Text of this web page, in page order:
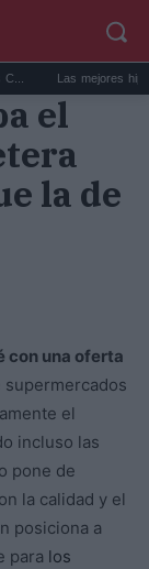
Las mejores
el
la de
con una oferta
supermercados
el
incluso las
pone de
la calidad y el
posiciona a
para los